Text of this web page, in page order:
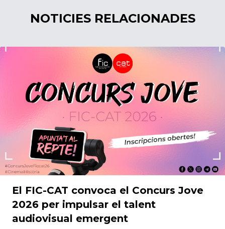
NOTICIES RELACIONADES
02/02/2026
El FIC-CAT convoca el Concurs Jove
2026 per impulsar el talent
audiovisual emergent